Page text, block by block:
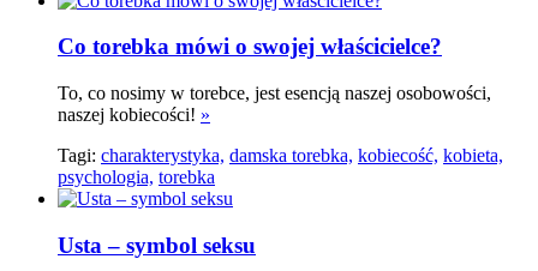
Co torebka mówi o swojej właścicielce?
To, co nosimy w torebce, jest esencją naszej osobowości,
naszej kobiecości! »
Tagi: charakterystyka, damska torebka, kobiecość, kobieta,
psychologia, torebka
Usta – symbol seksu